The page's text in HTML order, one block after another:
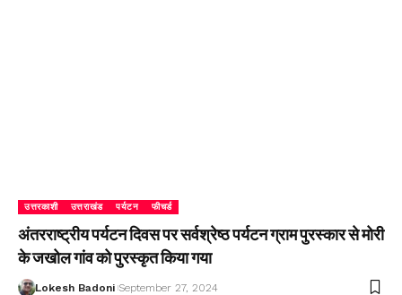
उत्तरकाशी उत्तराखंड पर्यटन फीचर्ड
अंतरराष्ट्रीय पर्यटन दिवस पर सर्वश्रेष्ठ पर्यटन ग्राम पुरस्कार से मोरी
के जखोल गांव को पुरस्कृत किया गया
Lokesh Badoni September 27, 2024